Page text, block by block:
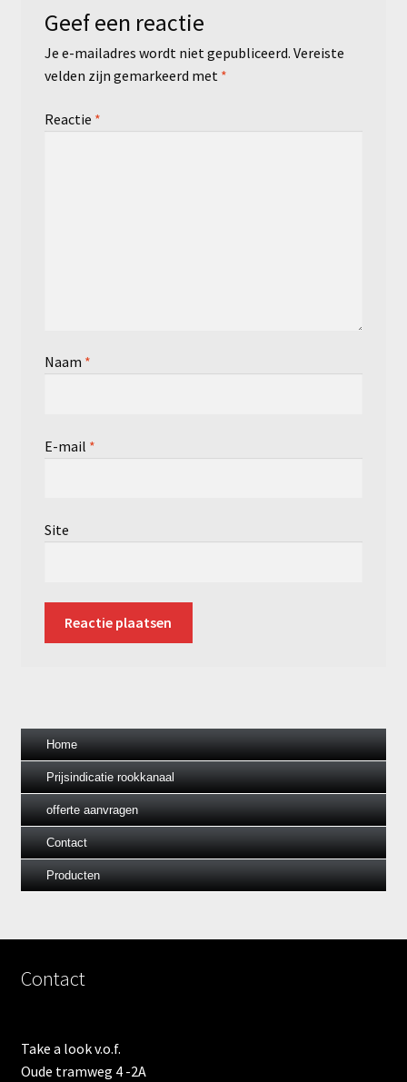
Geef een reactie
Je e-mailadres wordt niet gepubliceerd. Vereiste
velden zijn gemarkeerd met *
Reactie *
Naam *
E-mail *
Site
Home
Prijsindicatie rookkanaal
offerte aanvragen
Contact
Producten
Contact
Take a look v.o.f.
Oude tramweg 4 -2A